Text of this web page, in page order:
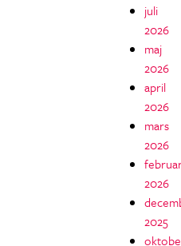
juli
2026
maj
2026
april
2026
mars
2026
2026
2025